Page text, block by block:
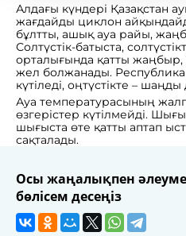
Алдағы күндері Қазақстан
жағдайды циклон
бұлтты, ашық ауа райы,
Солтүстік-батыста,
орталығында қатты
жел болжанады.
күтіледі, оңтүстікте –
Ауа температурасының
өзгерістер күтілмейді.
шығыста өте қатты аптап
сақталады.
Осы жаңалықпен
бөлісем десеңіз